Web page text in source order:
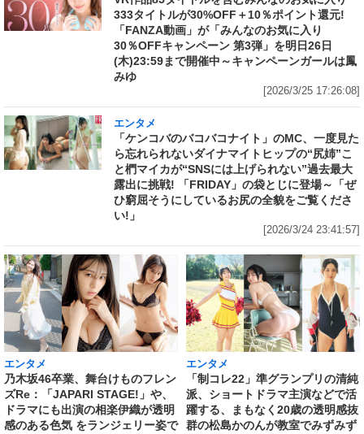
333タイトルが30%OFF＋10％ポイント還元!
「FANZA動画」が「みんなのお気に入り
30％OFFキャンペーン 第3弾」を明日26日
(木)23:59まで開催中～キャンペーンガールは鳳
みゆ
[2026/3/25 17:26:08]
エンタメ
「ケンコバのバコバコナイト」のMC、一度見た
ら忘れられないダイナマイトヒップの“尻姉”こ
と椚マイカが“SNSには上げられない”過去最大
露出に挑戦! 「FRIDAY」の袋とじに登場～「ぜ
ひ窮屈そうにしているお尻の全貌をご覧くださ
い!」
[2026/3/24 23:41:57]
エンタメ
乃木坂46卒業、舞台けものフレン
ズRe：「JAPARI STAGE!」や、
ドラマにも出演の相楽伊織が透明
感のある色気 をランジェリー姿で
エンタメ
「制コレ22」準グランプリの清純
派、ショートドラマ主演などで活
躍する、まもなく20歳の透明感抜
群の松島かのんが教室でみずみず